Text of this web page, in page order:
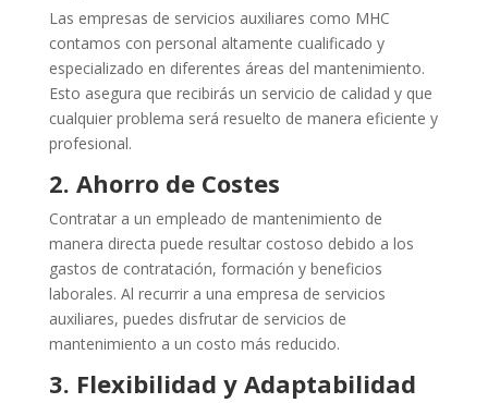
Las empresas de servicios auxiliares como MHC
contamos con personal altamente cualificado y
especializado en diferentes áreas del mantenimiento.
Esto asegura que recibirás un servicio de calidad y que
cualquier problema será resuelto de manera eficiente y
profesional.
2. Ahorro de Costes
Contratar a un empleado de mantenimiento de
manera directa puede resultar costoso debido a los
gastos de contratación, formación y beneficios
laborales. Al recurrir a una empresa de servicios
auxiliares, puedes disfrutar de servicios de
mantenimiento a un costo más reducido.
3. Flexibilidad y Adaptabilidad